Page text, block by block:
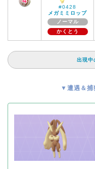
#0428
メガミミロップ
ノーマル
かくとう
出現中
▼遭遇＆捕